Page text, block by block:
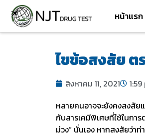
หน้าแรก
ไขข้อสงสัย ต
สิงหาคม 11, 2021
หลายคนอาจจะยังคงสงสัย
กับสารเคมีพิเศษที่ใช้ในกา
ม่วง” นั่นเอง หากสงสัยว่า